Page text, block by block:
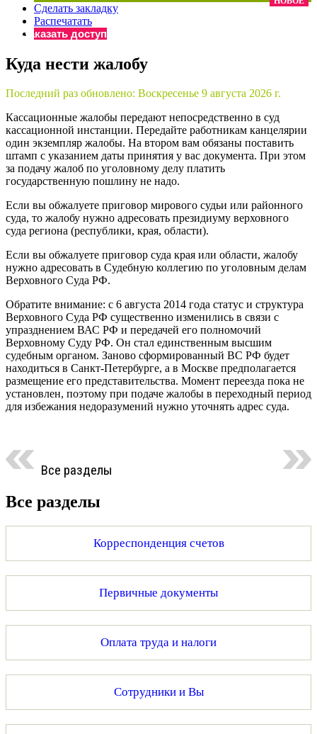
Бератор
«Практическая энциклопедия бухгалтера»
«Нормативные акты для бухгалтера»
«Практическая бухгалтерия»
Онлайн-сервисы «Учетная политика» и «Алгоритмы
Просто заполните форму, и мы вышлем вам на почту
Сделать закладку
Распечатать
Заказать доступ
Куда нести жалобу
Последний раз обновлено: Воскресенье 9 августа 2026 г.
Кассационные жалобы передают непосредственно в суд
кассационной инстанции. Передайте работникам канцелярии
один экземпляр жалобы. На втором вам обязаны поставить
штамп с указанием даты принятия у вас документа. При этом
за подачу жалоб по уголовному делу платить
государственную пошлину не надо.
Если вы обжалуете приговор мирового судьи или районного
суда, то жалобу нужно адресовать президиуму верховного
суда региона (республики, края, области).
Если вы обжалуете приговор суда края или области, жалобу
нужно адресовать в Судебную коллегию по уголовным делам
Верховного Суда РФ.
Обратите внимание: с 6 августа 2014 года статус и структура
Верховного Суда РФ существенно изменились в связи с
упразднением ВАС РФ и передачей его полномочий
Верховному Суду РФ. Он стал единственным высшим
судебным органом. Заново сформированный ВС РФ будет
находиться в Санкт-Петербурге, а в Москве предполагается
размещение его представительства. Момент переезда пока не
установлен, поэтому при подаче жалобы в переходный период
для избежания недоразумений нужно уточнять адрес суда.
Все разделы
Все разделы
Корреспонденция счетов
Первичные документы
Оплата труда и налоги
Сотрудники и Вы